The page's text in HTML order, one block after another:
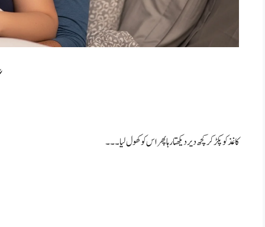
کاغذ کو پکڑ کر کچھ دیر دیکھتا رہا پھر اس کو کھول لیا۔۔۔